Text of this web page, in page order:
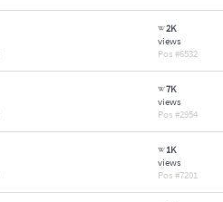
2K
views
6532
7K
views
2954
1K
views
7201